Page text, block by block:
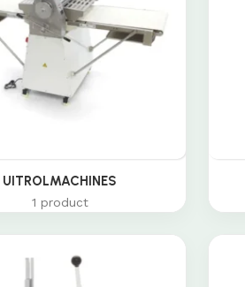
UITROLMACHINES
1 product